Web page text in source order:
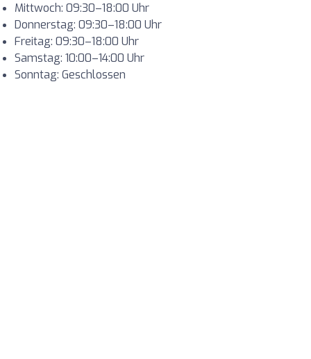
Mittwoch: 09:30–18:00 Uhr
Donnerstag: 09:30–18:00 Uhr
Freitag: 09:30–18:00 Uhr
Samstag: 10:00–14:00 Uhr
Sonntag: Geschlossen